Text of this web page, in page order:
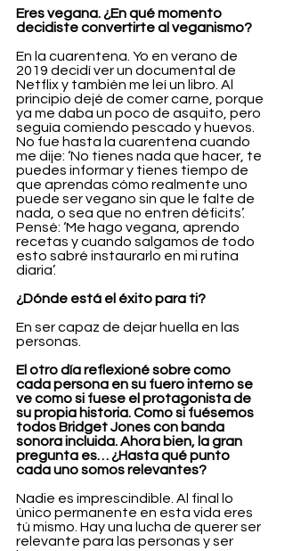
Eres vegana. ¿En qué momento
decidiste convertirte al veganismo?
En la cuarentena. Yo en verano de
2019 decidí ver un documental de
Netflix y también me leí un libro. Al
principio dejé de comer carne, porque
ya me daba un poco de asquito, pero
seguía comiendo pescado y huevos.
No fue hasta la cuarentena cuando
me dije: ‘No tienes nada que hacer, te
puedes informar y tienes tiempo de
que aprendas cómo realmente uno
puede ser vegano sin que le falte de
nada, o sea que no entren déficits’.
Pensé: ‘Me hago vegana, aprendo
recetas y cuando salgamos de todo
esto sabré instaurarlo en mi rutina
diaria’.
¿Dónde está el éxito para ti?
En ser capaz de dejar huella en las
personas.
El otro día reflexioné sobre como
cada persona en su fuero interno se
ve como si fuese el protagonista de
su propia historia. Como si fuésemos
todos Bridget Jones con banda
sonora incluida. Ahora bien, la gran
pregunta es… ¿Hasta qué punto
cada uno somos relevantes?
Nadie es imprescindible. Al final lo
único permanente en esta vida eres
tú mismo. Hay una lucha de querer ser
relevante para las personas y ser